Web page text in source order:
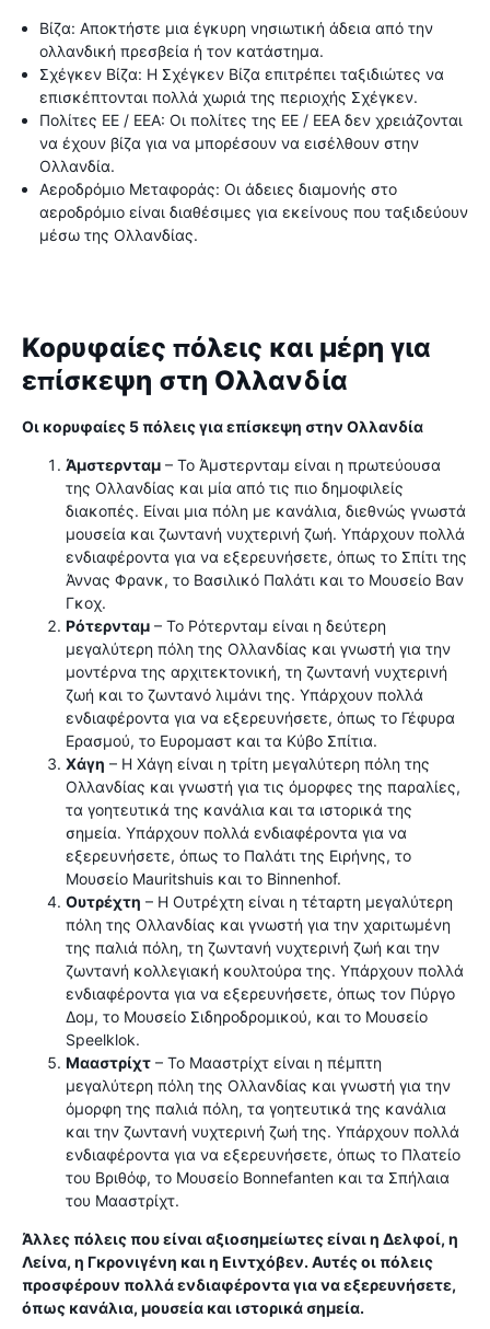
Βίζα: Αποκτήστε μια έγκυρη νησιωτική άδεια από την
ολλανδική πρεσβεία ή τον κατάστημα.
Σχέγκεν Βίζα: Η Σχέγκεν Βίζα επιτρέπει ταξιδιώτες να
επισκέπτονται πολλά χωριά της περιοχής Σχέγκεν.
Πολίτες ΕΕ / ΕΕΑ: Οι πολίτες της ΕΕ / ΕΕΑ δεν χρειάζονται
να έχουν βίζα για να μπορέσουν να εισέλθουν στην
Ολλανδία.
Αεροδρόμιο Μεταφοράς: Οι άδειες διαμονής στο
αεροδρόμιο είναι διαθέσιμες για εκείνους που ταξιδεύουν
μέσω της Ολλανδίας.
Κορυφαίες πόλεις και μέρη για
επίσκεψη στη Ολλανδία
Οι κορυφαίες 5 πόλεις για επίσκεψη στην Ολλανδία
Άμστερνταμ – Το Άμστερνταμ είναι η πρωτεύουσα
της Ολλανδίας και μία από τις πιο δημοφιλείς
διακοπές. Είναι μια πόλη με κανάλια, διεθνώς γνωστά
μουσεία και ζωντανή νυχτερινή ζωή. Υπάρχουν πολλά
ενδιαφέροντα για να εξερευνήσετε, όπως το Σπίτι της
Άννας Φρανκ, το Βασιλικό Παλάτι και το Μουσείο Βαν
Γκοχ.
Ρότερνταμ – Το Ρότερνταμ είναι η δεύτερη
μεγαλύτερη πόλη της Ολλανδίας και γνωστή για την
μοντέρνα της αρχιτεκτονική, τη ζωντανή νυχτερινή
ζωή και το ζωντανό λιμάνι της. Υπάρχουν πολλά
ενδιαφέροντα για να εξερευνήσετε, όπως το Γέφυρα
Ερασμού, το Ευρομαστ και τα Κύβο Σπίτια.
Χάγη – Η Χάγη είναι η τρίτη μεγαλύτερη πόλη της
Ολλανδίας και γνωστή για τις όμορφες της παραλίες,
τα γοητευτικά της κανάλια και τα ιστορικά της
σημεία. Υπάρχουν πολλά ενδιαφέροντα για να
εξερευνήσετε, όπως το Παλάτι της Ειρήνης, το
Μουσείο Mauritshuis και το Binnenhof.
Ουτρέχτη – Η Ουτρέχτη είναι η τέταρτη μεγαλύτερη
πόλη της Ολλανδίας και γνωστή για την χαριτωμένη
της παλιά πόλη, τη ζωντανή νυχτερινή ζωή και την
ζωντανή κολλεγιακή κουλτούρα της. Υπάρχουν πολλά
ενδιαφέροντα για να εξερευνήσετε, όπως τον Πύργο
Δομ, το Μουσείο Σιδηροδρομικού, και το Μουσείο
Speelklok.
Μααστρίχτ – Το Μααστρίχτ είναι η πέμπτη
μεγαλύτερη πόλη της Ολλανδίας και γνωστή για την
όμορφη της παλιά πόλη, τα γοητευτικά της κανάλια
και την ζωντανή νυχτερινή ζωή της. Υπάρχουν πολλά
ενδιαφέροντα για να εξερευνήσετε, όπως το Πλατείο
του Βριθόφ, το Μουσείο Bonnefanten και τα Σπήλαια
του Μααστρίχτ.
Άλλες πόλεις που είναι αξιοσημείωτες είναι η Δελφοί, η
Λείνα, η Γκρονιγένη και η Ειντχόβεν. Αυτές οι πόλεις
προσφέρουν πολλά ενδιαφέροντα για να εξερευνήσετε,
όπως κανάλια, μουσεία και ιστορικά σημεία.